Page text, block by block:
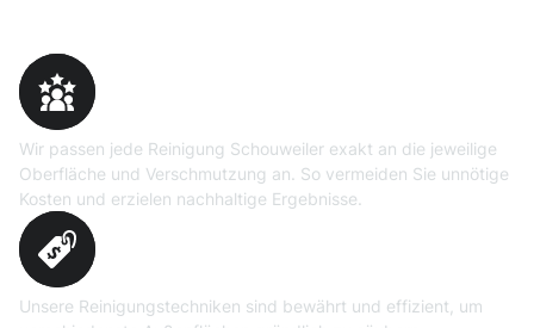
Wir passen jede Reinigung Schouweiler exakt an die jeweilige
Oberfläche und Verschmutzung an. So vermeiden Sie unnötige
Kosten und erzielen nachhaltige Ergebnisse.
Unsere Reinigungstechniken sind bewährt und effizient, um